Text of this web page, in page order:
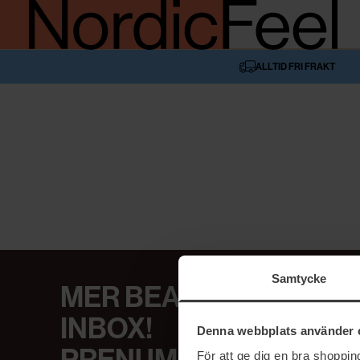
Samtycke
Denna webbplats använder
För att ge dig en bra
ALLTID FRI FRAKT
MER BEAUTY I DIN
INBOX!